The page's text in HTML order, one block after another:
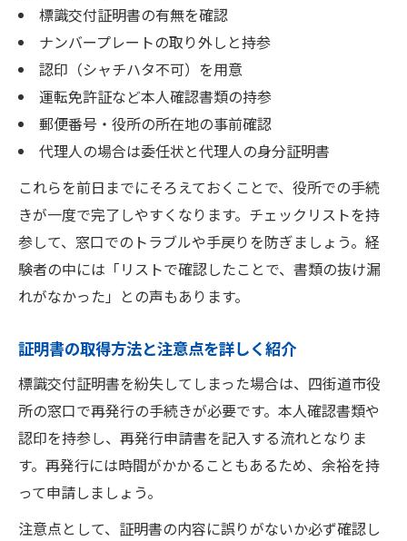
標識交付証明書の有無を確認
ナンバープレートの取り外しと持参
認印（シャチハタ不可）を用意
運転免許証など本人確認書類の持参
郵便番号・役所の所在地の事前確認
代理人の場合は委任状と代理人の身分証明書
これらを前日までにそろえておくことで、役所での手続
きが一度で完了しやすくなります。チェックリストを持
参して、窓口でのトラブルや手戻りを防ぎましょう。経
験者の中には「リストで確認したことで、書類の抜け漏
れがなかった」との声もあります。
証明書の取得方法と注意点を詳しく紹介
標識交付証明書を紛失してしまった場合は、四街道市役
所の窓口で再発行の手続きが必要です。本人確認書類や
認印を持参し、再発行申請書を記入する流れとなりま
す。再発行には時間がかかることもあるため、余裕を持
って申請しましょう。
注意点として、証明書の内容に誤りがないか必ず確認し